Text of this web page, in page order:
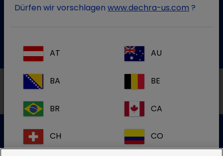
Kontaktieren Sie unseren Kundenservice.
Tel.:+49 7525 / 2050
Cookie-Richtlinie
Impressum
Dürfen wir vorschlagenwww.dechra-us.com ?
AT AU
BA BE
BR CA
CH CO